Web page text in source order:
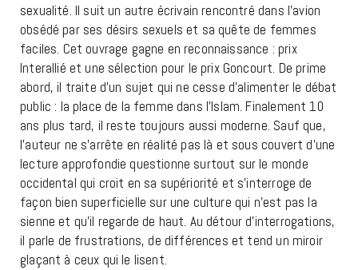
sexualité. Il suit un autre écrivain rencontré dans l’avion
obsédé par ses désirs sexuels et sa quête de femmes
faciles. Cet ouvrage gagne en reconnaissance : prix
Interallié et une sélection pour le prix Goncourt. De prime
abord, il traite d’un sujet qui ne cesse d’alimenter le débat
public : la place de la femme dans l’Islam. Finalement 10
ans plus tard, il reste toujours aussi moderne. Sauf que,
l’auteur ne s’arrête en réalité pas là et sous couvert d’une
lecture approfondie questionne surtout sur le monde
occidental qui croit en sa supériorité et s’interroge de
façon bien superficielle sur une culture qui n’est pas la
sienne et qu’il regarde de haut. Au détour d’interrogations,
il parle de frustrations, de différences et tend un miroir
glaçant à ceux qui le lisent.